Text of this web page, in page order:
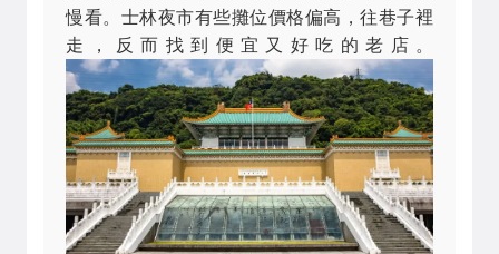
慢看。士林夜市有些攤位價格偏高，往巷子裡
走，反而找到便宜又好吃的老店。